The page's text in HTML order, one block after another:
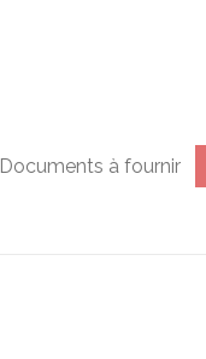
Documents à fournir